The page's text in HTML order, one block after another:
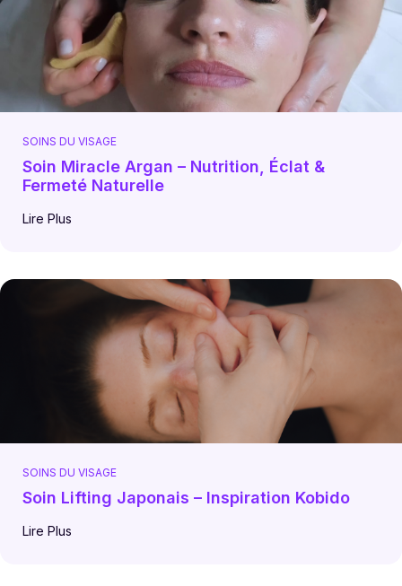
SOINS DU VISAGE
Soin Miracle Argan – Nutrition, Éclat &
Fermeté Naturelle
Lire Plus
SOINS DU VISAGE
Soin Lifting Japonais – Inspiration Kobido
Lire Plus